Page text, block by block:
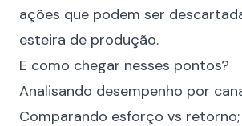
ações que podem ser
esteira de produção.
E como chegar nesses pontos?
Analisando desempenho por
Comparando esforço vs retorno;